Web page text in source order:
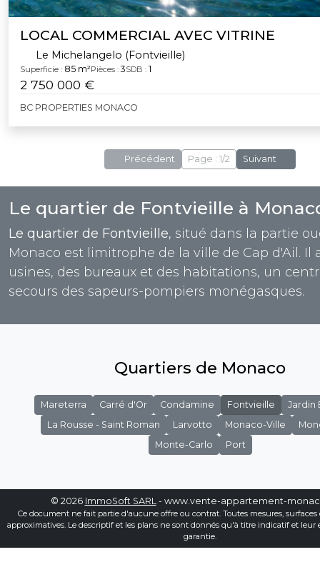
LOCAL COMMERCIAL AVEC VITRINE
Le Michelangelo (Fontvieille)
Superficie : 85 m²Pièces : 3SDB : 1
2 750 000 €
BC PROPERTIES MONACO
Précédent Page : 1/2 Suivant
Le quartier de Fontvieille à
Le quartier de Fontvieille, situé dans la partie
Monaco est limitrophe de la ville de Cap d'Ail. Il
usines, des bureaux et des habitations, un
secours des sapeurs-pompiers monégasques.
Quartiers de Monaco
Mareterra Carré d'Or Condamine Fontvieille
Jardin
La Rousse - Saint Roman
Larvotto Monaco-Ville
Monte-Carlo
Port
© 2026 ImmoSoft SARL - www.vente-appartement-
Ce document ne fait partie d'aucune offre ou contrat. Toutes mesures, surfaces
approximatives. Le descriptif et les plans ne sont donnés qu'à titre indicatif et leur
garantie.